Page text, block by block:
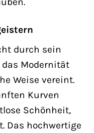
durch sein
Modernität
Weise vereint.
Kurven
Schönheit,
Das hochwertige